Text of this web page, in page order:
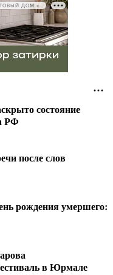
состояние
РФ
после слов
рождения умершего:
в Юрмале